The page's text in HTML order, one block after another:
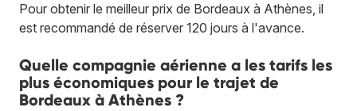
Pour obtenir le meilleur prix de Bordeaux à Athènes, il
est recommandé de réserver 120 jours à l'avance.
Quelle compagnie aérienne a les tarifs les
plus économiques pour le trajet de
Bordeaux à Athènes ?